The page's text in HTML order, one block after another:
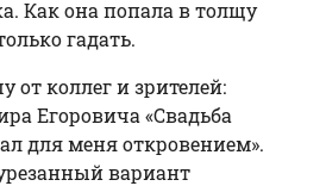
Как она попала в толщу
гадать.
от коллег и зрителей:
Егоровича «Свадьба
для меня откровением».
вариант